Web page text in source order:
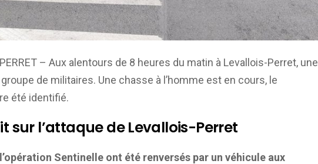
PERRET – Aux alentours de 8 heures du matin à Levallois-Perret, une
de militaires. Une chasse à l’homme est en cours, le
été identifié.
sur l’attaque de Levallois-Perret
Sentinelle ont été renversés par un véhicule aux